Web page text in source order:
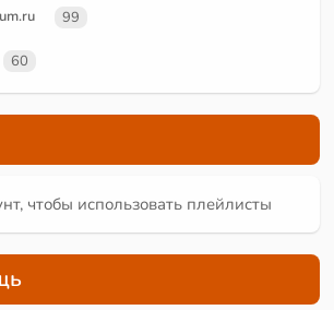
99
60
чтобы использовать плейлисты